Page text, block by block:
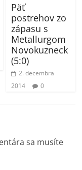
Päť
postrehov zo
zápasu s
Metallurgom
Novokuzneck
(5:0)
2. decembra
2014
0
sa musíte